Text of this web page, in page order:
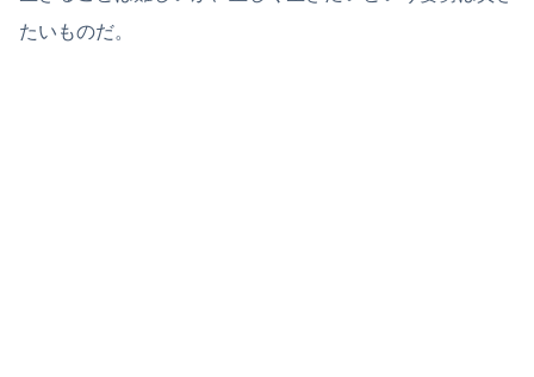
たいものだ。